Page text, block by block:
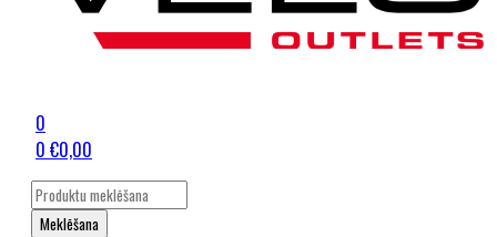
0
0 €0,00